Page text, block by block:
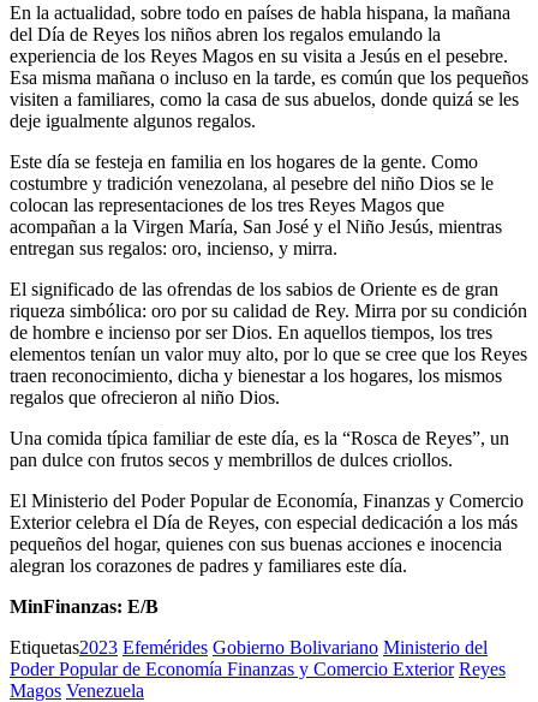
En la actualidad, sobre todo en países de habla hispana, la mañana
del Día de Reyes los niños abren los regalos emulando la
experiencia de los Reyes Magos en su visita a Jesús en el pesebre.
Esa misma mañana o incluso en la tarde, es común que los pequeños
visiten a familiares, como la casa de sus abuelos, donde quizá se les
deje igualmente algunos regalos.
Este día se festeja en familia en los hogares de la gente. Como
costumbre y tradición venezolana, al pesebre del niño Dios se le
colocan las representaciones de los tres Reyes Magos que
acompañan a la Virgen María, San José y el Niño Jesús, mientras
entregan sus regalos: oro, incienso, y mirra.
El significado de las ofrendas de los sabios de Oriente es de gran
riqueza simbólica: oro por su calidad de Rey. Mirra por su condición
de hombre e incienso por ser Dios. En aquellos tiempos, los tres
elementos tenían un valor muy alto, por lo que se cree que los Reyes
traen reconocimiento, dicha y bienestar a los hogares, los mismos
regalos que ofrecieron al niño Dios.
Una comida típica familiar de este día, es la “Rosca de Reyes”, un
pan dulce con frutos secos y membrillos de dulces criollos.
El Ministerio del Poder Popular de Economía, Finanzas y Comercio
Exterior celebra el Día de Reyes, con especial dedicación a los más
pequeños del hogar, quienes con sus buenas acciones e inocencia
alegran los corazones de padres y familiares este día.
MinFinanzas: E/B
Etiquetas2023 Efemérides Gobierno Bolivariano Ministerio del
Poder Popular de Economía Finanzas y Comercio Exterior Reyes
Magos Venezuela